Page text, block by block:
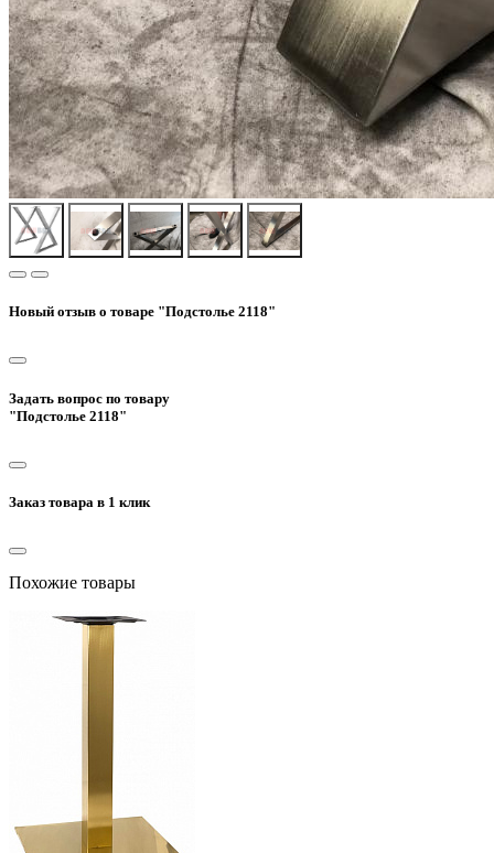
Новый отзыв о товаре "Подстолье 2118"
Задать вопрос по товару
"Подстолье 2118"
Заказ товара в 1 клик
Похожие товары